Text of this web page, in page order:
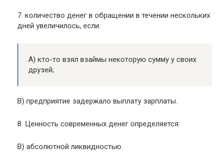
7. количество денег в обращении в течении нескольких
дней увеличилось, если:
А) кто-то взял взаймы некоторую сумму у своих
друзей;
В) предприятие задержало выплату зарплаты.
8. Ценность современных денег определяется:
В) абсолютной ликвидностью.